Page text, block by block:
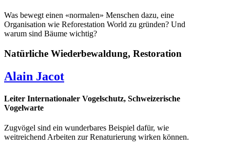
Was bewegt einen «normalen» Menschen dazu, eine
Organisation wie Reforestation World zu gründen? Und
warum sind Bäume wichtig?
Natürliche Wiederbewaldung, Restoration
Alain Jacot
Leiter Internationaler Vogelschutz, Schweizerische
Vogelwarte
Zugvögel sind ein wunderbares Beispiel dafür, wie
weitreichend Arbeiten zur Renaturierung wirken können.